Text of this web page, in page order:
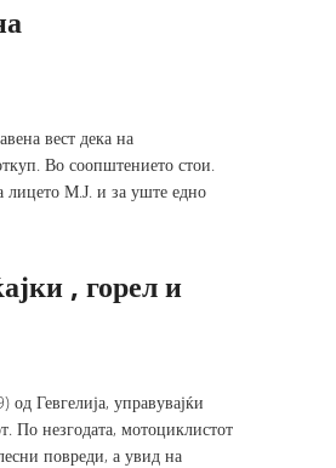
вест дека на
Во соопштението стои.
лицето М.Ј. и за уште едно
, горел и
Гевгелија, управувајќи
По незгодата, мотоциклистот
повреди, а увид на